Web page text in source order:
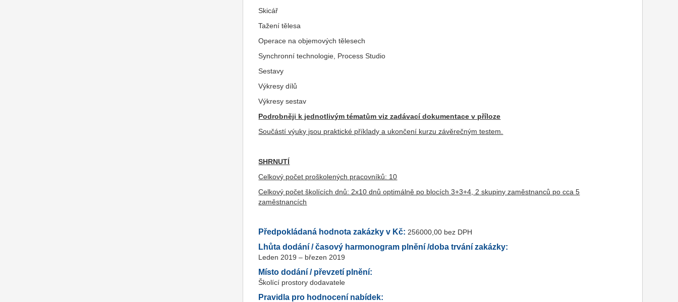
Skicář
Tažení tělesa
Operace na objemových tělesech
Synchronní technologie, Process Studio
Sestavy
Výkresy dílů
Výkresy sestav
Podrobněji k jednotlivým tématům viz zadávací dokumentace v příloze
Součástí výuky jsou praktické příklady a ukončení kurzu závěrečným testem.
SHRNUTÍ
Celkový počet proškolených pracovníků: 10
Celkový počet školících dnů: 2x10 dnů optimálně po blocích 3+3+4, 2 skupiny zaměstnanců po cca 5
zaměstnancích
Předpokládaná hodnota zakázky v Kč: 256000,00 bez DPH
Lhůta dodání / časový harmonogram plnění /doba trvání zakázky:
Leden 2019 – březen 2019
Místo dodání / převzetí plnění:
Školící prostory dodavatele
Pravidla pro hodnocení nabídek: